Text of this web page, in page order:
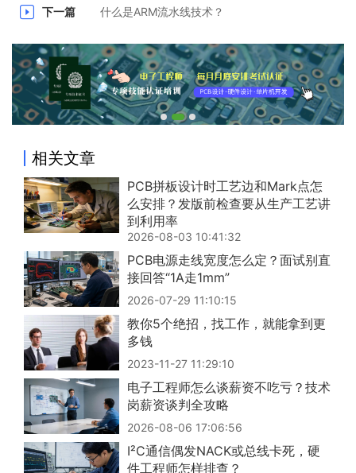
下一篇 什么是ARM流⽔线技术？
相关文章
PCB拼板设计时工艺边和Mark点怎
么安排？发版前检查要从生产工艺讲
到利用率
2026-08-03 10:41:32
PCB电源走线宽度怎么定？面试别直
接回答“1A走1mm”
2026-07-29 11:10:15
教你5个绝招，找工作，就能拿到更
多钱
2023-11-27 11:29:10
电子工程师怎么谈薪资不吃亏？技术
岗薪资谈判全攻略
2026-08-06 17:06:56
I²C通信偶发NACK或总线卡死，硬
件工程师怎样排查？